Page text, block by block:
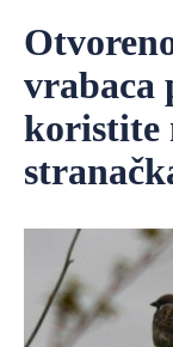
vrabaca
koristite